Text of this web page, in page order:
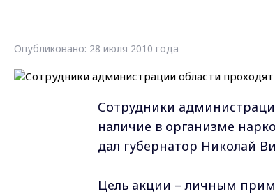
Опубликовано: 28 июля 2010 года
Сотрудники
наличие в организме
дал губернатор Николай
Цель акции – личным